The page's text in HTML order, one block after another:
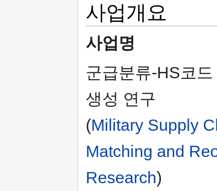
사업개요
사업명
군급분류-HS코
생성 연구
(Military Supply
Matching and
Research)